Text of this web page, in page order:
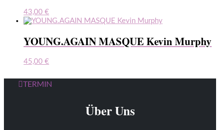
43,00 €
YOUNG.AGAIN MASQUE Kevin Murphy
45,00 €
TERMIN
Über Uns